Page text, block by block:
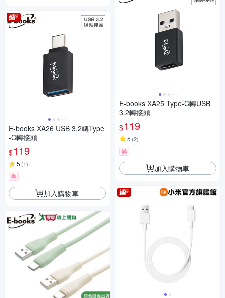
E-books XA26 USB 3.2轉Type
-C轉接頭
$119
5 (1)
券
加入購物車
E-books XA25 Type-C轉USB
3.2轉接頭
$119
5 (2)
券
加入購物車